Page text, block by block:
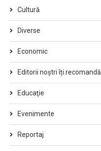
Cultură
Diverse
Economic
Editorii noștri îți recomandă
Educaţie
Evenimente
Reportaj